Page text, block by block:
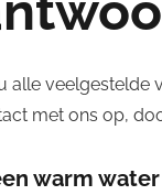
alle veelgestelde
met ons op,
warm